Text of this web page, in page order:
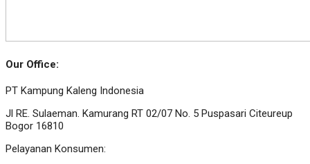
Our Office:
PT Kampung Kaleng Indonesia
Jl RE. Sulaeman. Kamurang RT 02/07 No. 5 Puspasari Citeureup
Bogor 16810
Pelayanan Konsumen: